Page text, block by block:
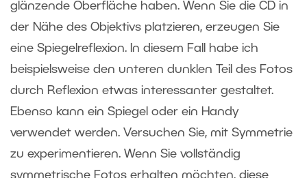
glänzende Oberfläche haben. Wenn Sie die CD in
der Nähe des Objektivs platzieren, erzeugen Sie
eine Spiegelreflexion. In diesem Fall habe ich
beispielsweise den unteren dunklen Teil des Fotos
durch Reflexion etwas interessanter gestaltet.
Ebenso kann ein Spiegel oder ein Handy
verwendet werden. Versuchen Sie, mit Symmetrie
zu experimentieren. Wenn Sie vollständig
symmetrische Fotos erhalten möchten, diese